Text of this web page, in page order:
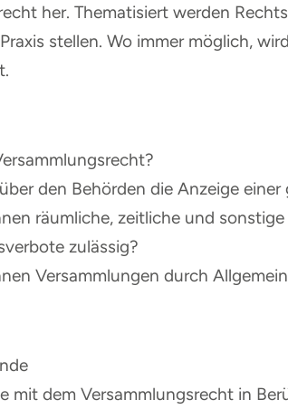
her. Thematisiert werden
stellen. Wo immer möglich,
den Behörden die Anzeige
räumliche, zeitliche und
zulässig?
Versammlungen durch
mit dem Versammlungsrecht in